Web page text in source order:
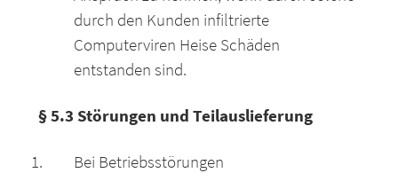
durch den Kunden infiltrierte
Computerviren Heise Schäden
entstanden sind.
§ 5.3 Störungen und Teilauslieferung
Bei Betriebsstörungen